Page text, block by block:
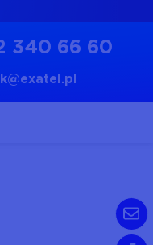
340 66 60